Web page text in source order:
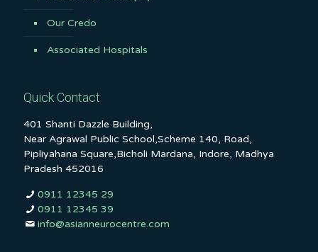
Our Credo
Associated Hospitals
Quick Contact
401 Shanti Dazzle Building,
Near Agrawal Public School,Scheme 140, Road,
Pipliyahana Square,Bicholi Mardana, Indore, Madhya
Pradesh 452016
0911 12345 29
0911 12345 39
info@asianneurocentre.com